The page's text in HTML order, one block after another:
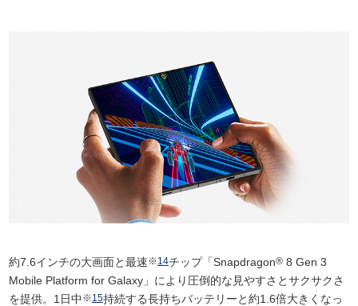
約7.6インチの大画面と最速※14チップ「Snapdragon® 8 Gen 3
Mobile Platform for Galaxy」により圧倒的な見やすさとサクサクさ
を提供。1日中 ※15持続する長持ちバッテリーと約1.6倍大きくなっ